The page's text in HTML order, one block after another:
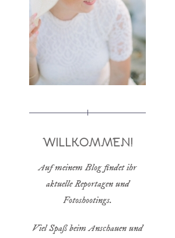
WILLKOMMEN!
Auf meinem Blog findet ihr
aktuelle Reportagen und
Fotoshootings.
Viel Spaß beim Anschauen und